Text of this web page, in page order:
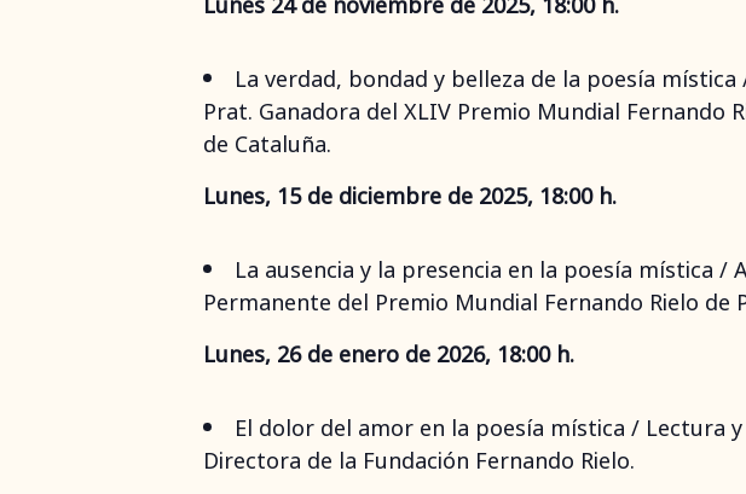
La verdad, bondad y belleza de la poesía
Prat. Ganadora del XLIV Premio Mundial
de Cataluña.
Lunes, 15 de diciembre de 2025, 18:00 h.
La ausencia y la presencia en la poesía mística /
Permanente del Premio Mundial Fernando Rielo de
Lunes, 26 de enero de 2026, 18:00 h.
El dolor del amor en la poesía mística / Lectura
Directora de la Fundación Fernando Rielo.